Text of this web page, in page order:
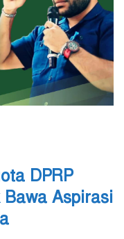
DPRP
Bawa Aspirasi